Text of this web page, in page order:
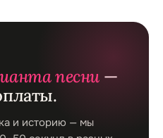
песни —
и историю — мы